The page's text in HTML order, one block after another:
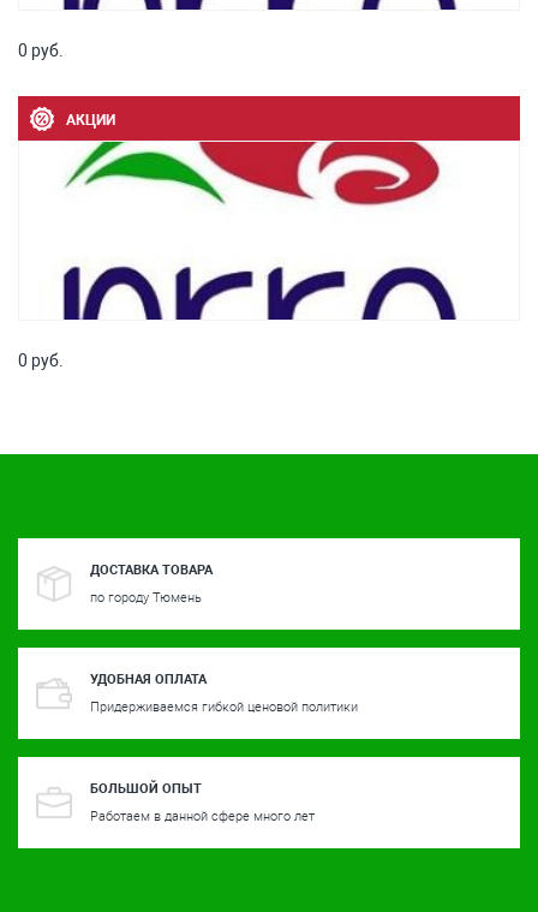
0 руб.
АКЦИИ
0 руб.
ДОСТАВКА ТОВАРА
по городу Тюмень
УДОБНАЯ ОПЛАТА
Придерживаемся гибкой ценовой политики
БОЛЬШОЙ ОПЫТ
Работаем в данной сфере много лет